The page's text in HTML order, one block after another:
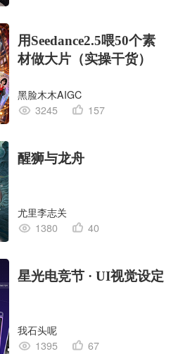
用Seedance2.5喂50个素
材做大片（实操干货）
黑脸木木AIGC
3245
157
醒狮与龙舟
尤里李志关
1380
40
星光电竞节 · UI视觉设定
我石头呢
1395
67